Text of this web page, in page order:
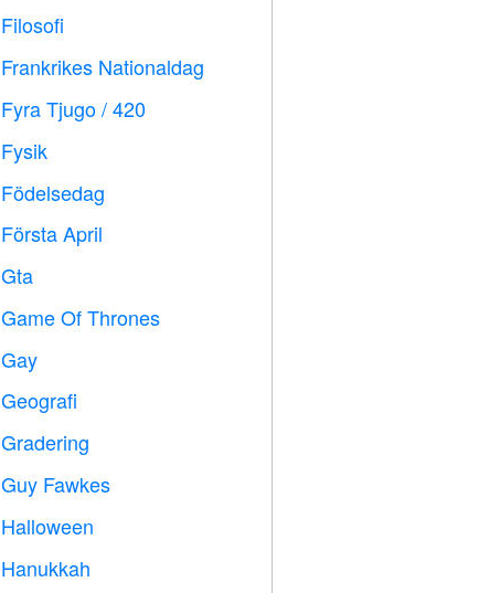
Filosofi
Frankrikes Nationaldag
Fyra Tjugo / 420
Fysik
Födelsedag
Första April
Gta
Game Of Thrones
Gay
Geografi
Gradering
Guy Fawkes
Halloween
Hanukkah